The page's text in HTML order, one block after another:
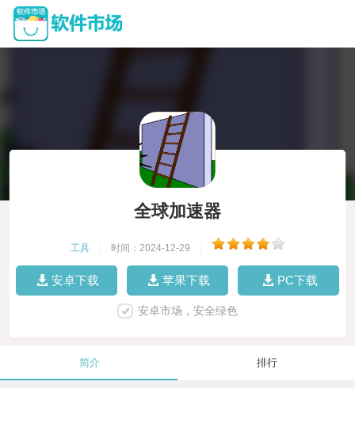
全球加速器
工具 时间：2024-12-29
安卓下载 苹果下载 PC下载
安卓市场，安全绿色
简介 排行